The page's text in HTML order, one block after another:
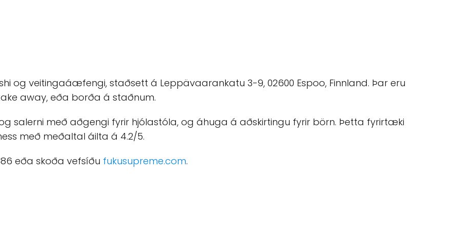
og veitingaáæfengi, staðsett á Leppävaarankatu 3-9, 02600 Espoo, Finnland. Þar eru
away, eða borða á staðnum.
salerni með aðgengi fyrir hjólastóla, og áhuga á aðskirtingu fyrir börn. Þetta fyrirtæki
með meðaltal áilta á 4.2/5.
eða skoða vefsíðu fukusupreme.com.